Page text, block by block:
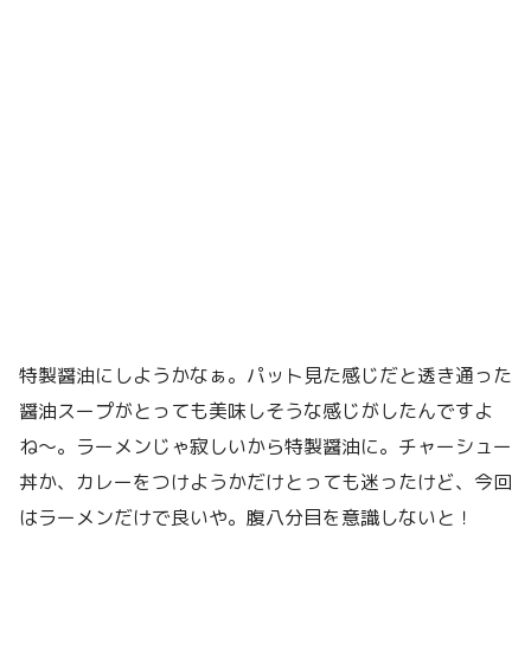
特製醤油にしようかなぁ。パット見た感じだと透き通った
醤油スープがとっても美味しそうな感じがしたんですよ
ね〜。ラーメンじゃ寂しいから特製醤油に。チャーシュー
丼か、カレーをつけようかだけとっても迷ったけど、今回
はラーメンだけで良いや。腹八分目を意識しないと！